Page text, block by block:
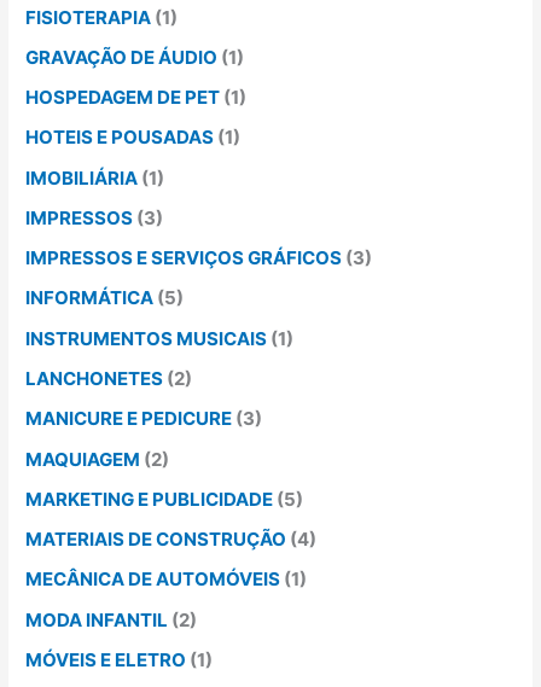
FISIOTERAPIA (1)
GRAVAÇÃO DE ÁUDIO (1)
HOSPEDAGEM DE PET (1)
HOTEIS E POUSADAS (1)
IMOBILIÁRIA (1)
IMPRESSOS (3)
IMPRESSOS E SERVIÇOS GRÁFICOS (3)
INFORMÁTICA (5)
INSTRUMENTOS MUSICAIS (1)
LANCHONETES (2)
MANICURE E PEDICURE (3)
MAQUIAGEM (2)
MARKETING E PUBLICIDADE (5)
MATERIAIS DE CONSTRUÇÃO (4)
MECÂNICA DE AUTOMÓVEIS (1)
MODA INFANTIL (2)
MÓVEIS E ELETRO (1)